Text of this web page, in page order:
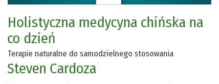
Holistyczna medycyna chińska na
co dzień
Terapie naturalne do samodzielnego stosowania
Steven Cardoza